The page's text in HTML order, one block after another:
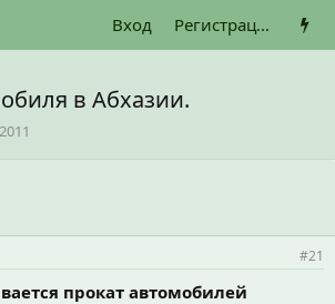
Вход Регистрация
в Абхазии.
#21
прокат автомобилей